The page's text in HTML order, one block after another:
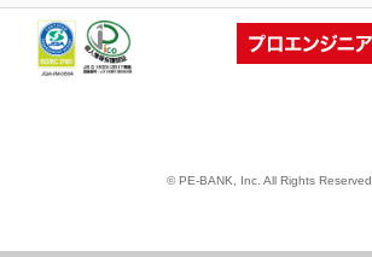
© PE-BANK, Inc. All Rights Reserved.